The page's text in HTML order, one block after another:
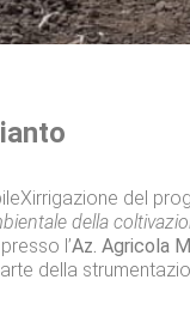
del
della
l’Az. Agricola
della